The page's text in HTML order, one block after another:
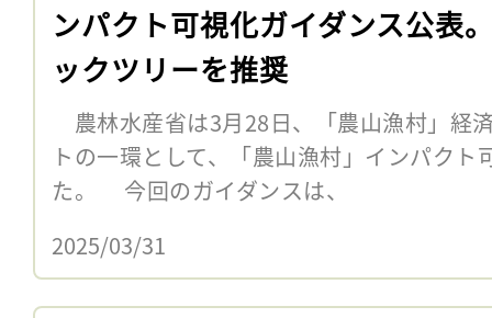
ンパクト可視化ガイダンス公表
ックツリーを推奨
農林水産省は3月28日、「農山漁村」経
トの一環として、「農山漁村」インパクト
た。 今回のガイダンスは、
2025/03/31